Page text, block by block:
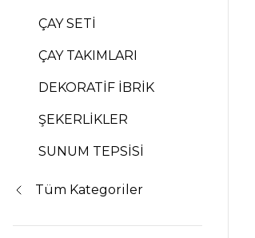
ÇAY SETİ
ÇAY TAKIMLARI
DEKORATİF İBRİK
ŞEKERLİKLER
SUNUM TEPSİSİ
Tüm Kategoriler